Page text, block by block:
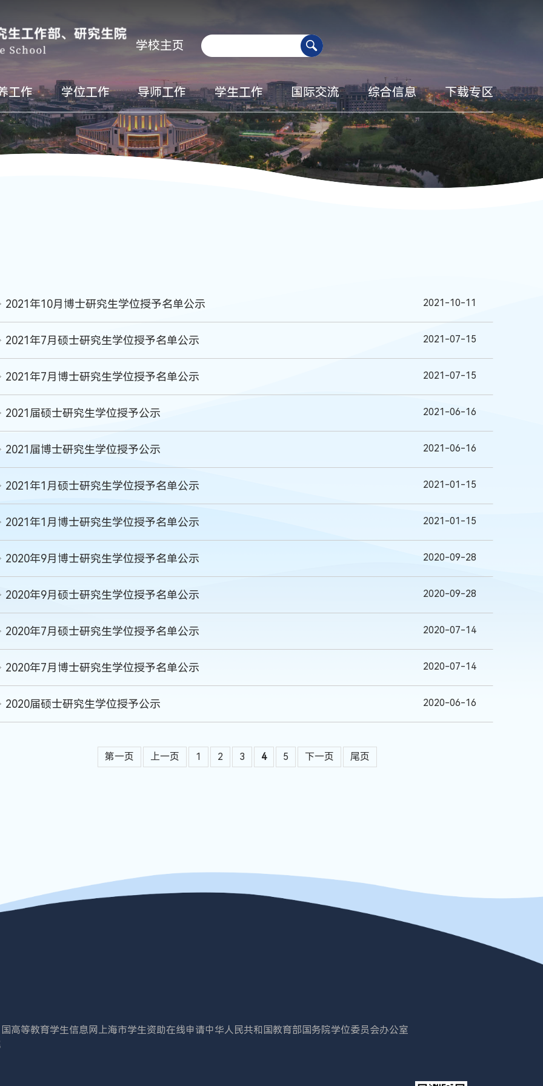
学校主页
工作 学位工作 导师工作 学生工作 国际交流 综合信息 下载专区
2021年10月博士研究生学位授予名单公示 2021-10-11
2021年7月硕士研究生学位授予名单公示 2021-07-15
2021年7月博士研究生学位授予名单公示 2021-07-15
2021届硕士研究生学位授予公示 2021-06-16
2021届博士研究生学位授予公示 2021-06-16
2021年1月硕士研究生学位授予名单公示 2021-01-15
2021年1月博士研究生学位授予名单公示 2021-01-15
2020年9月博士研究生学位授予名单公示 2020-09-28
2020年9月硕士研究生学位授予名单公示 2020-09-28
2020年7月硕士研究生学位授予名单公示 2020-07-14
2020年7月博士研究生学位授予名单公示 2020-07-14
2020届硕士研究生学位授予公示 2020-06-16
第一页 上一页 1 2 3 4 5 下一页 尾页
高等教育学生信息网 上海市学生资助在线申请中华人民共和国教育部 国务院学位委员会办公室